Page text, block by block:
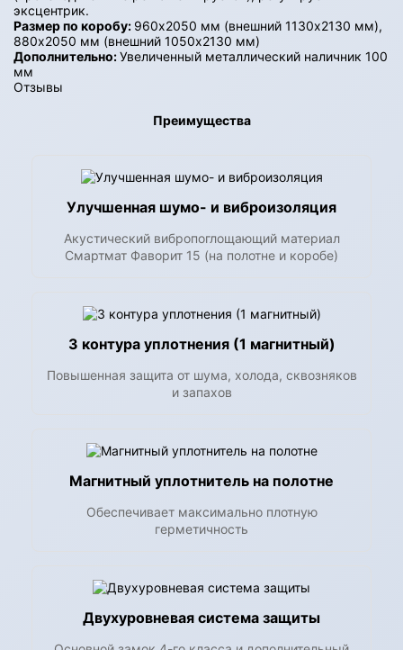
эксцентрик.
Размер по коробу: 960х2050 мм (внешний 1130х2130 мм),
880х2050 мм (внешний 1050х2130 мм)
Дополнительно:Увеличенный металлический наличник 100
мм
Отзывы
Преимущества
Улучшенная шумо- и виброизоляция
Акустический вибропоглощающий материал
Смартмат Фаворит 15 (на полотне и коробе)
3 контура уплотнения (1 магнитный)
Повышенная защита от шума, холода, сквозняков
и запахов
Магнитный уплотнитель на полотне
Обеспечивает максимально плотную
герметичность
Двухуровневая система защиты